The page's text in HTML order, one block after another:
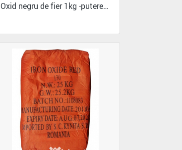
Oxid negru de fier 1kg -putere foarte mare de...